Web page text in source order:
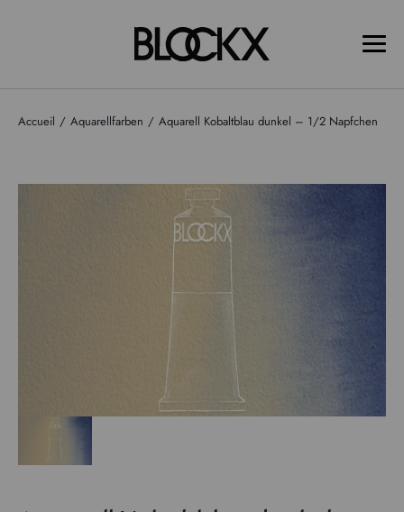
Accueil Aquarellfarben Aquarell Kobaltblau dunkel – 1/2 Napfchen